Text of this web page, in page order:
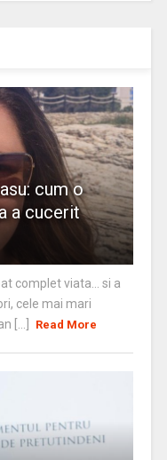
cum o
a cucerit
complet viata… si a
cele mai mari
[...]
Read More